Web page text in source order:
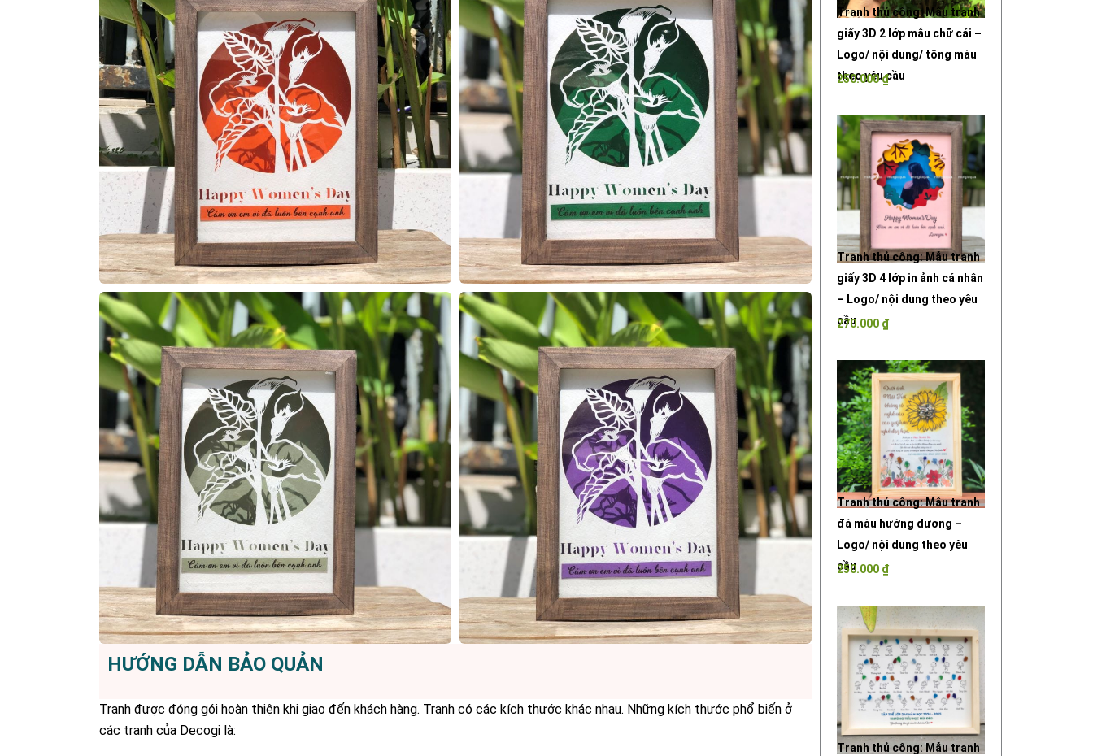
HƯỚNG DẪN BẢO QUẢN
Tranh được đóng gói hoàn thiện khi giao đến khách hàng. Tranh có các kích thước khác nhau. Những kích thước phổ biến ở
các tranh của Decogi là:
Tranh thủ công: Mẫu tranh
giấy 3D 2 lớp mẫu chữ cái –
Logo/ nội dung/ tông màu
theo yêu cầu
250.000₫
Tranh thủ công: Mẫu tranh
giấy 3D 4 lớp in ảnh cá nhân
– Logo/ nội dung theo yêu
cầu
270.000 ₫
Tranh thủ công: Mẫu tranh
đá màu hướng dương –
Logo/ nội dung theo yêu
cầu
250.000 ₫
Tranh thủ công: Mẫu tranh